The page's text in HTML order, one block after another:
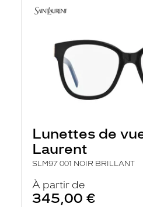
Lunettes de
Laurent
SLM97 001 NOIR BRILLANT
À partir de
345,00 €